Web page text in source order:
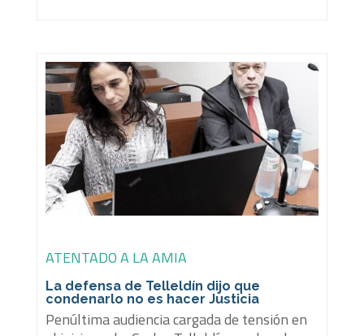
ATENTADO A LA AMIA
La defensa de Telleldín dijo que
condenarlo no es hacer Justicia
Penúltima audiencia cargada de tensión en